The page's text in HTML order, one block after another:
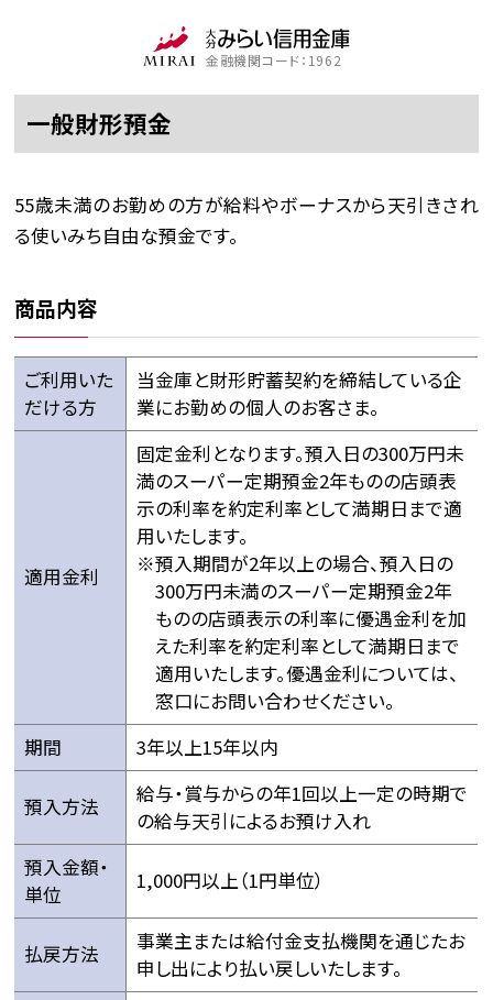
金融機関コード：1962
一般財形預金
55歳未満のお勤めの方が給料やボーナスから天引きされ
る使いみち自由な預金です。
商品内容
ご利用いた
だける方
当金庫と財形貯蓄契約を締結している企
業にお勤めの個人のお客さま。
適用金利
固定金利となります。預入日の300万円未
満のスーパー定期預金2年ものの店頭表
示の利率を約定利率として満期日まで適
用いたします。
預入期間が2年以上の場合、預入日の
300万円未満のスーパー定期預金2年
ものの店頭表示の利率に優遇金利を加
えた利率を約定利率として満期日まで
適用いたします。優遇金利については、
窓口にお問い合わせください。
期間
3年以上15年以内
預入方法
給与・賞与からの年1回以上一定の時期で
の給与天引によるお預け入れ
預入金額・
単位
1,000円以上（1円単位）
払戻方法
事業主または給付金支払機関を通じたお
申し出により払い戻しいたします。